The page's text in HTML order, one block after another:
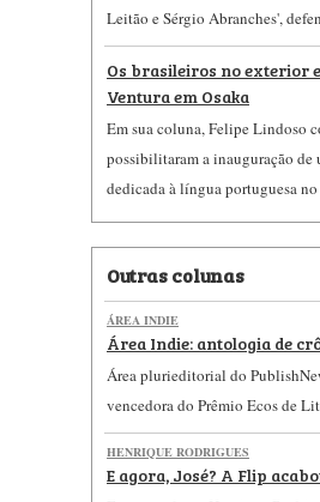
Leitão e Sérgio Abranches',
Os brasileiros no exterior
Ventura em Osaka
Em sua coluna, Felipe Lindoso
possibilitaram a inauguração
dedicada à língua portuguesa no
Outras colunas
ÁREA INDIE
Área Indie: antologia de
Área plurieditorial do
vencedora do Prêmio Ecos de
HENRIQUE RODRIGUES
E agora, José? A Flip